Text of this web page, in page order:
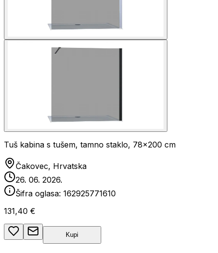
Tuš kabina s tušem, tamno staklo, 78x200 cm
Čakovec, Hrvatska
26. 06. 2026.
Šifra oglasa: 162925771610
131,40 €
Kupi